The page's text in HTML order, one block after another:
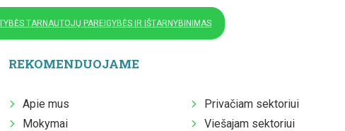
TARNAUTOJŲ PAREIGYBĖS IR IŠTARNYBINIMAS
REKOMENDUOJAME
Apie mus
Mokymai
Privačiam sektoriui
Viešajam sektoriui